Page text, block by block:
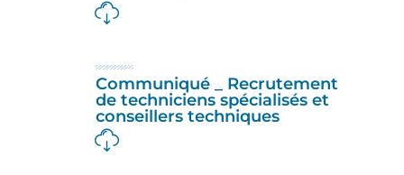
Communiqué _ Recrutement
de techniciens spécialisés et
conseillers techniques